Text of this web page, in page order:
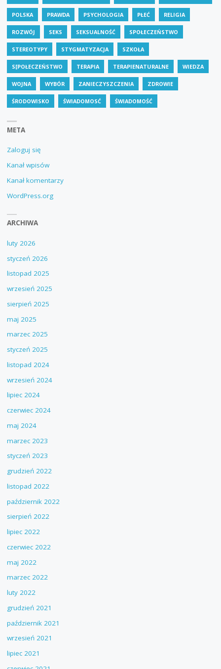
POLSKA PRAWDA PSYCHOLOGIA PŁEĆ RELIGIA
ROZWÓJ SEKS SEKSUALNOŚĆ SPOŁECZEŃSTWO
STEREOTYPY STYGMATYZACJA SZKOŁA
S[POŁECZEŃSTWO TERAPIA TERAPIENATURALNE WIEDZA
WOJNA WYBÓR ZANIECZYSZCZENIA ZDROWIE
ŚRODOWISKO ŚWIADOMOSĆ ŚWIADOMOŚĆ
META
Zaloguj się
Kanał wpisów
Kanał komentarzy
WordPress.org
ARCHIWA
luty 2026
styczeń 2026
listopad 2025
wrzesień 2025
sierpień 2025
maj 2025
marzec 2025
styczeń 2025
listopad 2024
wrzesień 2024
lipiec 2024
czerwiec 2024
maj 2024
marzec 2023
styczeń 2023
grudzień 2022
listopad 2022
październik 2022
sierpień 2022
lipiec 2022
czerwiec 2022
maj 2022
marzec 2022
luty 2022
grudzień 2021
październik 2021
wrzesień 2021
lipiec 2021